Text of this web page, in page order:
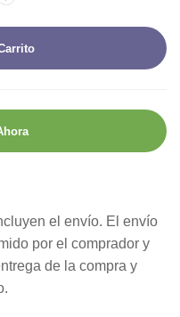
el envío. El envío
por el comprador y
de la compra y